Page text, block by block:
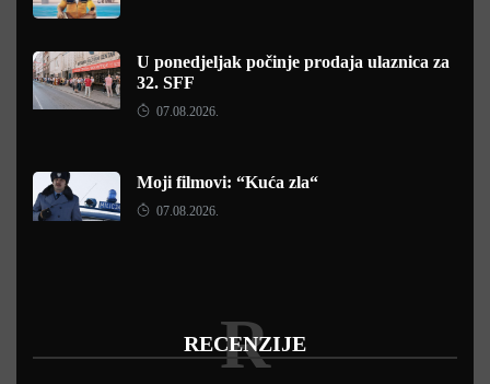
U ponedjeljak počinje prodaja ulaznica za
32. SFF
07.08.2026.
Moji filmovi: “Kuća zla“
07.08.2026.
RECENZIJE
R